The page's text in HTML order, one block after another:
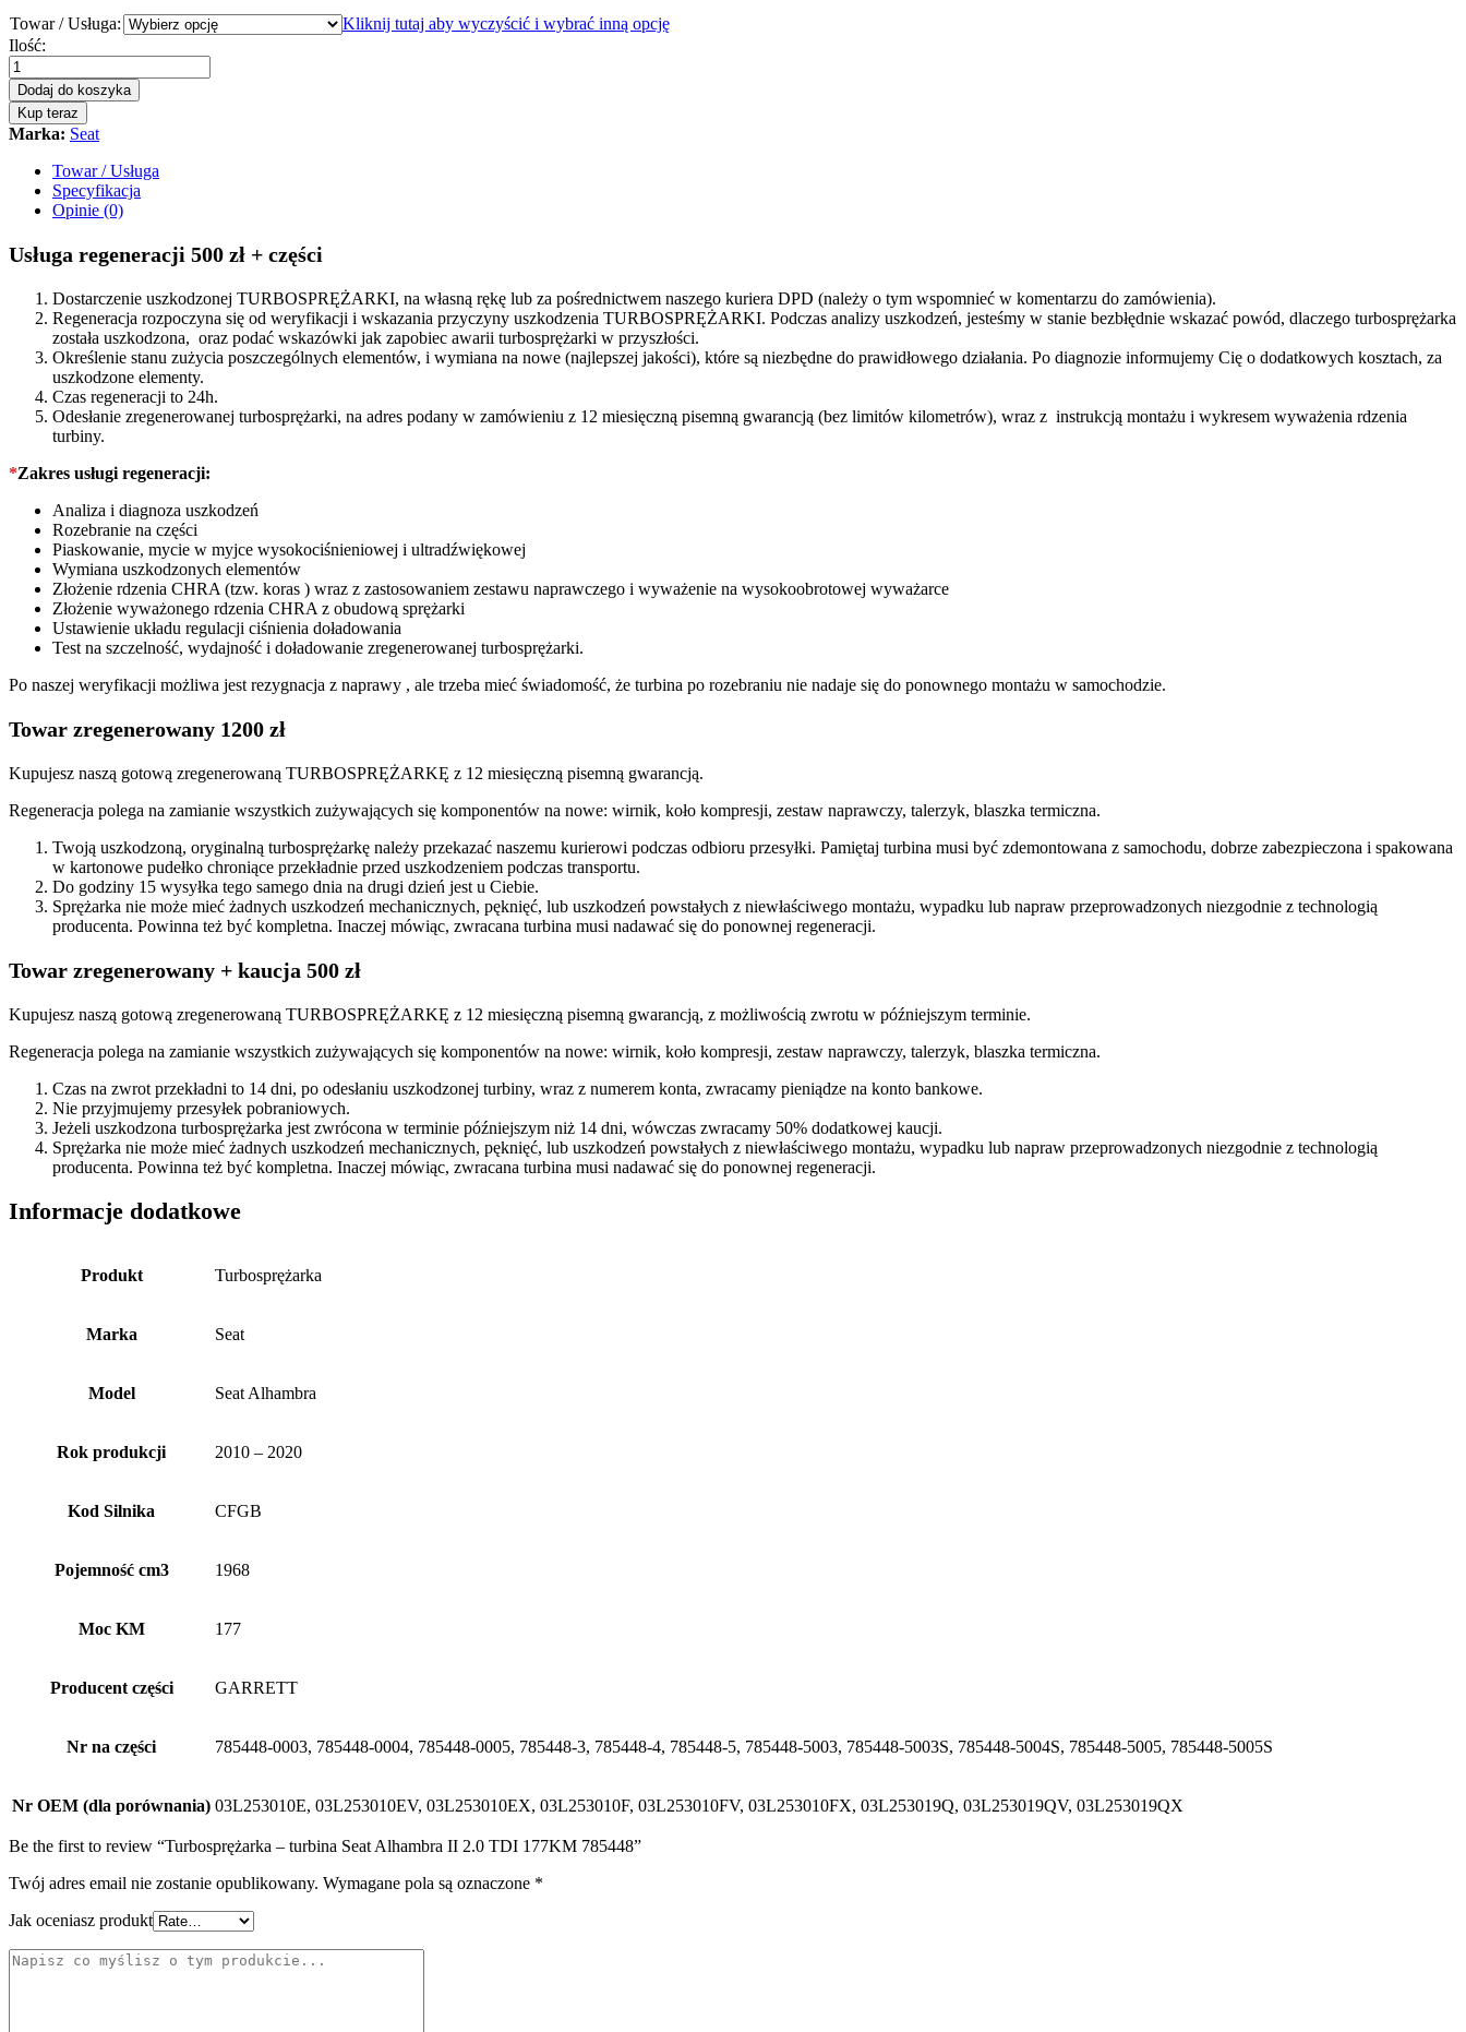
Towar / Usługa:
Kliknij tutaj aby wyczyścić i wybrać inną opcję
Turbosprężarka
turbina
Seat
Alhambra
II
177KM
785448
Ilość:
Dodaj do koszyka
Kup teraz
Marka: Seat
Towar / Usługa
Specyfikacja
Opinie (0)
Usługa regeneracji 500 zł + części
Dostarczenie uszkodzonej TURBOSPRĘŻARKI, na własną rękę lub za pośrednictwem naszego kuriera DPD (należy o tym wspomnieć w komentarzu do zamówienia).
Regeneracja rozpoczyna się od weryfikacji i wskazania przyczyny uszkodzenia TURBOSPRĘŻARKI. Podczas analizy uszkodzeń, jesteśmy w stanie bezbłędnie wskazać powód, dlaczego turbosprężarka
została uszkodzona, oraz podać wskazówki jak zapobiec awarii turbosprężarki w przyszłości.
Określenie stanu zużycia poszczególnych elementów, i wymiana na nowe (najlepszej jakości), które są niezbędne do prawidłowego działania. Po diagnozie informujemy Cię o dodatkowych kosztach, za
uszkodzone elementy.
Czas regeneracji to 24h.
Odesłanie zregenerowanej turbosprężarki, na adres podany w zamówieniu z 12 miesięczną pisemną gwarancją (bez limitów kilometrów), wraz z instrukcją montażu i wykresem wyważenia rdzenia
turbiny.
*Zakres usługi regeneracji:
Analiza i diagnoza uszkodzeń
Rozebranie na części
Piaskowanie, mycie w myjce wysokociśnieniowej i ultradźwiękowej
Wymiana uszkodzonych elementów
Złożenie rdzenia CHRA (tzw. koras ) wraz z zastosowaniem zestawu naprawczego i wyważenie na wysokoobrotowej wyważarce
Złożenie wyważonego rdzenia CHRA z obudową sprężarki
Ustawienie układu regulacji ciśnienia doładowania
Test na szczelność, wydajność i doładowanie zregenerowanej turbosprężarki.
Po naszej weryfikacji możliwa jest rezygnacja z naprawy , ale trzeba mieć świadomość, że turbina po rozebraniu nie nadaje się do ponownego montażu w samochodzie.
Towar zregenerowany 1200 zł
Kupujesz naszą gotową zregenerowaną TURBOSPRĘŻARKĘ z 12 miesięczną pisemną gwarancją.
Regeneracja polega na zamianie wszystkich zużywających się komponentów na nowe: wirnik, koło kompresji, zestaw naprawczy, talerzyk, blaszka termiczna.
Twoją uszkodzoną, oryginalną turbosprężarkę należy przekazać naszemu kurierowi podczas odbioru przesyłki. Pamiętaj turbina musi być zdemontowana z samochodu, dobrze zabezpieczona i spakowana
w kartonowe pudełko chroniące przekładnie przed uszkodzeniem podczas transportu.
Do godziny 15 wysyłka tego samego dnia na drugi dzień jest u Ciebie.
Sprężarka nie może mieć żadnych uszkodzeń mechanicznych, pęknięć, lub uszkodzeń powstałych z niewłaściwego montażu, wypadku lub napraw przeprowadzonych niezgodnie z technologią
producenta. Powinna też być kompletna. Inaczej mówiąc, zwracana turbina musi nadawać się do ponownej regeneracji.
Towar zregenerowany + kaucja 500 zł
Kupujesz naszą gotową zregenerowaną TURBOSPRĘŻARKĘ z 12 miesięczną pisemną gwarancją, z możliwością zwrotu w późniejszym terminie.
Regeneracja polega na zamianie wszystkich zużywających się komponentów na nowe: wirnik, koło kompresji, zestaw naprawczy, talerzyk, blaszka termiczna.
Czas na zwrot przekładni to 14 dni, po odesłaniu uszkodzonej turbiny, wraz z numerem konta, zwracamy pieniądze na konto bankowe.
Nie przyjmujemy przesyłek pobraniowych.
Jeżeli uszkodzona turbosprężarka jest zwrócona w terminie późniejszym niż 14 dni, wówczas zwracamy 50% dodatkowej kaucji.
Sprężarka nie może mieć żadnych uszkodzeń mechanicznych, pęknięć, lub uszkodzeń powstałych z niewłaściwego montażu, wypadku lub napraw przeprowadzonych niezgodnie z technologią
producenta. Powinna też być kompletna. Inaczej mówiąc, zwracana turbina musi nadawać się do ponownej regeneracji.
Informacje dodatkowe
Produkt Turbosprężarka
Marka Seat
Model Seat Alhambra
Rok produkcji 2010 – 2020
Kod Silnika CFGB
Pojemność cm3 1968
Moc KM 177
Producent części GARRETT
Nr na części 785448-0003, 785448-0004, 785448-0005, 785448-3, 785448-4, 785448-5, 785448-5003, 785448-5003S, 785448-5004S, 785448-5005, 785448-5005S
Nr OEM (dla porównania) 03L253010E, 03L253010EV, 03L253010EX, 03L253010F, 03L253010FV, 03L253010FX, 03L253019Q, 03L253019QV, 03L253019QX
Be the first to review “Turbosprężarka – turbina Seat Alhambra II 2.0 TDI 177KM 785448”
Twój adres email nie zostanie opublikowany. Wymagane pola są oznaczone *
Jak oceniasz produkt